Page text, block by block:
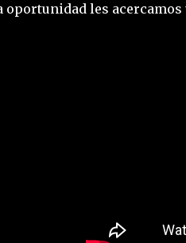
oportunidad les